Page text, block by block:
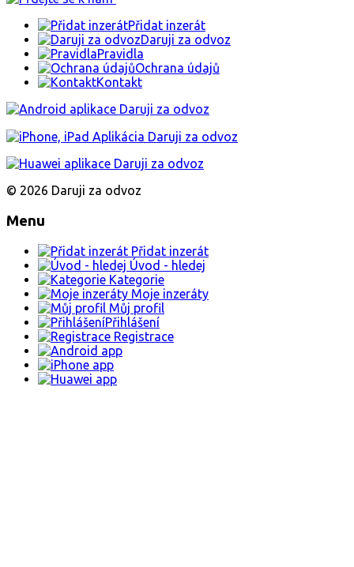
Přidat inzerát
Daruji za odvoz
Pravidla
Ochrana údajů
Kontakt
© 2026 Daruji za odvoz
Menu
Přidat inzerát
Úvod - hledej
Kategorie
Moje inzeráty
Můj profil
Přihlášení
Registrace